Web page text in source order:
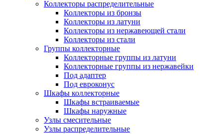
Коллекторы распределительные
Коллекторы из бронзы
Коллекторы из латуни
Коллекторы из нержавеющей стали
Коллекторы из стали
Группы коллекторные
Коллекторные группы из латуни
Коллекторные группы из нержавейки
Под адаптер
Под евроконус
Шкафы коллекторные
Шкафы встраиваемые
Шкафы наружные
Узлы смесительные
Узлы распределительные